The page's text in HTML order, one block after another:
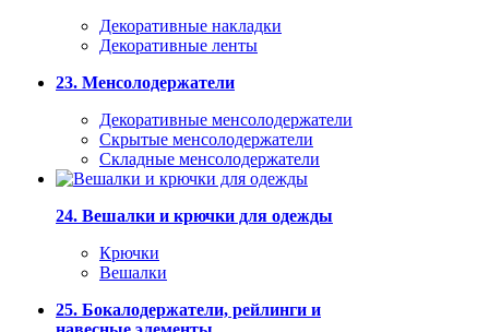
Декоративные накладки
Декоративные ленты
23. Менсолодержатели
Декоративные менсолодержатели
Скрытые менсолодержатели
Складные менсолодержатели
24. Вешалки и крючки для одежды
Крючки
Вешалки
25. Бокалодержатели, рейлинги и